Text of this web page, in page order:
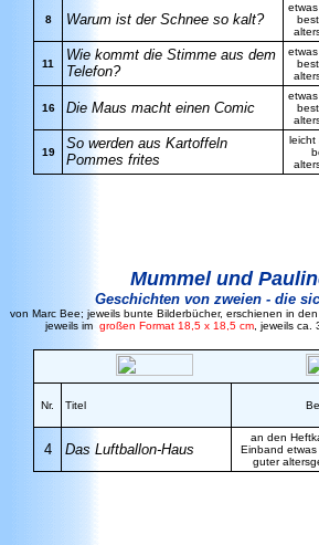
8 Warum ist der Schnee so kalt?
11
Wie kommt die Stimme aus dem
Telefon?
16 Die Maus macht einen Comic
19
So werden aus Kartoffeln
Pommes frites
leicht
Mummel und
Geschichten von zweien - die
von Marc Bee; jeweils bunte Bilderbücher, erschienen in
jeweils im großen Format 18,5 x 18,5 cm, jeweils ca.
Nr. Titel
4 Das Luftballon-Haus
an den
Einband
guter